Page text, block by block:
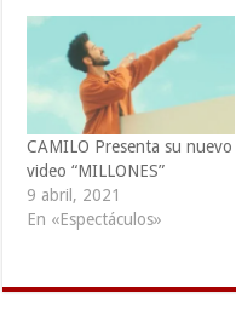
CAMILO Presenta su nuevo
video “MILLONES”
9 abril, 2021
En «Espectáculos»